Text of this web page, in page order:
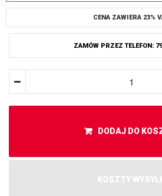
CENA ZAWIERA 23%
ZAMÓW PRZEZ TELEFON:
DODAJ DO
KOSZTY